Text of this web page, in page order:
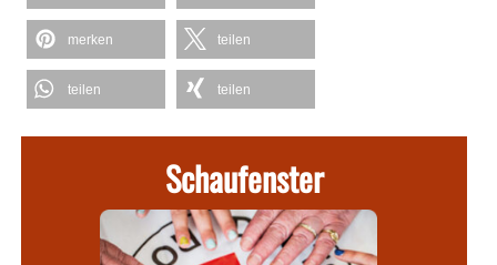
merken teilen
teilen teilen
Schaufenster